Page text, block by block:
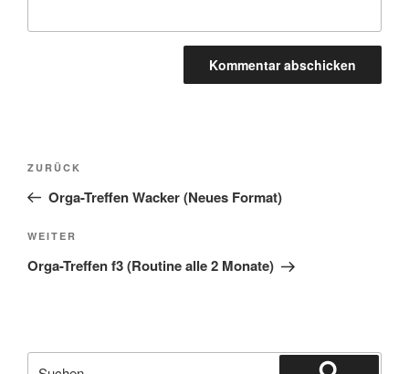
Beitragsnavigation
Vorheriger
Beitrag
ZURÜCK
Orga-Treffen Wacker (Neues Format)
Nächster
Beitrag
WEITER
Orga-Treffen f3 (Routine alle 2 Monate)